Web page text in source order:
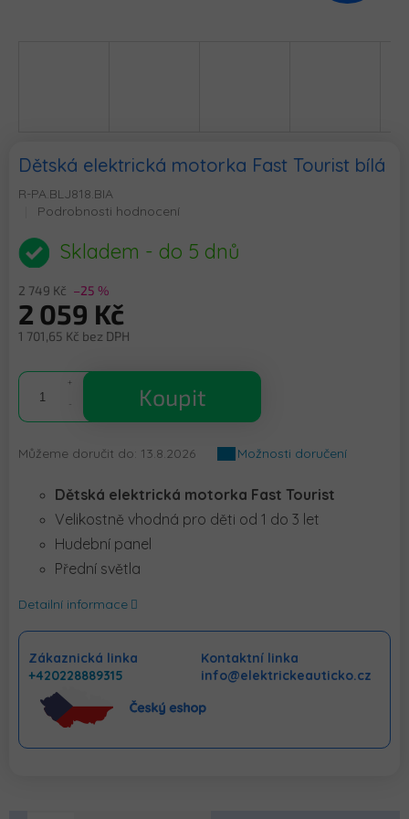
Dětská elektrická motorka Fast Tourist bílá
R-PA.BLJ818.BIA
Průměrné
produktu
je
z
5
hvězdiček.
Podrobnosti hodnocení
Skladem - do 5 dnů
2 749 Kč –25 %
2 059 Kč
1 701,65 Kč bez DPH
cena:
Koupit
Můžeme doručit do: 13.8.2026 Možnosti doručení
Dětská elektrická motorka Fast Tourist
Velikostně vhodná pro děti od 1 do 3 let
Hudební panel
Přední světla
Detailní informace
Zákaznická linka
+420228889315
Kontaktní linka
info@elektrickeauticko.cz